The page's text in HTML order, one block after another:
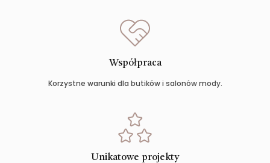
Współpraca
Korzystne warunki dla butików i salonów mody.
Unikatowe projekty